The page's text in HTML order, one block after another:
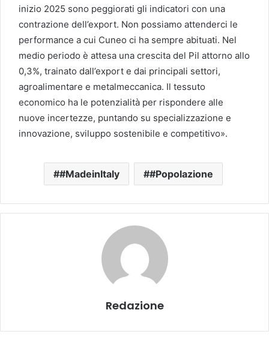
inizio 2025 sono peggiorati gli indicatori con una
contrazione dell’export. Non possiamo attenderci le
performance a cui Cuneo ci ha sempre abituati. Nel
medio periodo è attesa una crescita del Pil attorno allo
0,3%, trainato dall’export e dai principali settori,
agroalimentare e metalmeccanica. Il tessuto
economico ha le potenzialità per rispondere alle
nuove incertezze, puntando su specializzazione e
innovazione, sviluppo sostenibile e competitivo».
#MadeinItaly #Popolazione
Redazione